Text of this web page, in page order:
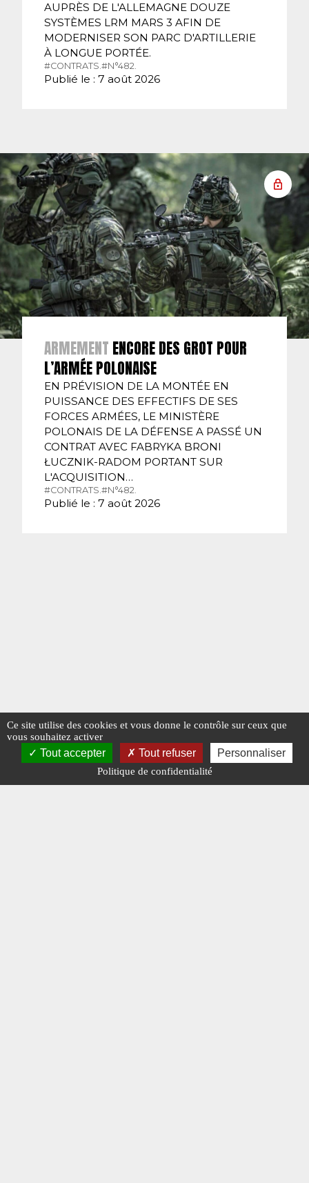
AUPRÈS DE L'ALLEMAGNE DOUZE
SYSTÈMES LRM MARS 3 AFIN DE
MODERNISER SON PARC D'ARTILLERIE
À LONGUE PORTÉE.
#CONTRATS.#N°482.
Publié le : 7 août 2026
ARMEMENT ENCORE DES GROT POUR
L’ARMÉE POLONAISE
EN PRÉVISION DE LA MONTÉE EN
PUISSANCE DES EFFECTIFS DE SES
FORCES ARMÉES, LE MINISTÈRE
POLONAIS DE LA DÉFENSE A PASSÉ UN
CONTRAT AVEC FABRYKA BRONI
ŁUCZNIK-RADOM PORTANT SUR
L'ACQUISITION…
#CONTRATS. #N°482.
Publié le : 7 août 2026
Ce site utilise des cookies et vous donne le contrôle sur ceux que
vous souhaitez activer
Tout accepter Tout refuser Personnaliser
Politique de confidentialité